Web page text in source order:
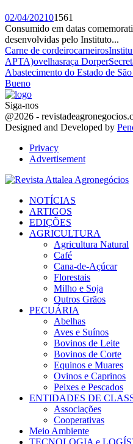
02/04/202101561
Consumido em datas
desenvolvidas pelo Instituto...
Carne de cordeirocarneiros
APTA)ovelhasraça Dorper
Abastecimento do Estado de
Bueno
Siga-nos
Facebook
Twitter
Instagram
Linkedin
Youtube
Email
@2026 -
Designed and Developed by
Privacy
Advertisement
NOTÍCIAS
ARTIGOS
EDIÇÕES
AGRICULTURA
Agricultura Natural
Café
Cana-de-Açúcar
Florestais
Milho e Soja
Outros Grãos
PECUÁRIA
Abelhas
Aves e Suínos
Bovinos de Leite
Bovinos de Corte
Equinos e Muares
Ovinos e Caprinos
Peixes e Pescados
ENTIDADES DE
Associações
Cooperativas
Meio Ambiente
TECNOLOGIA e